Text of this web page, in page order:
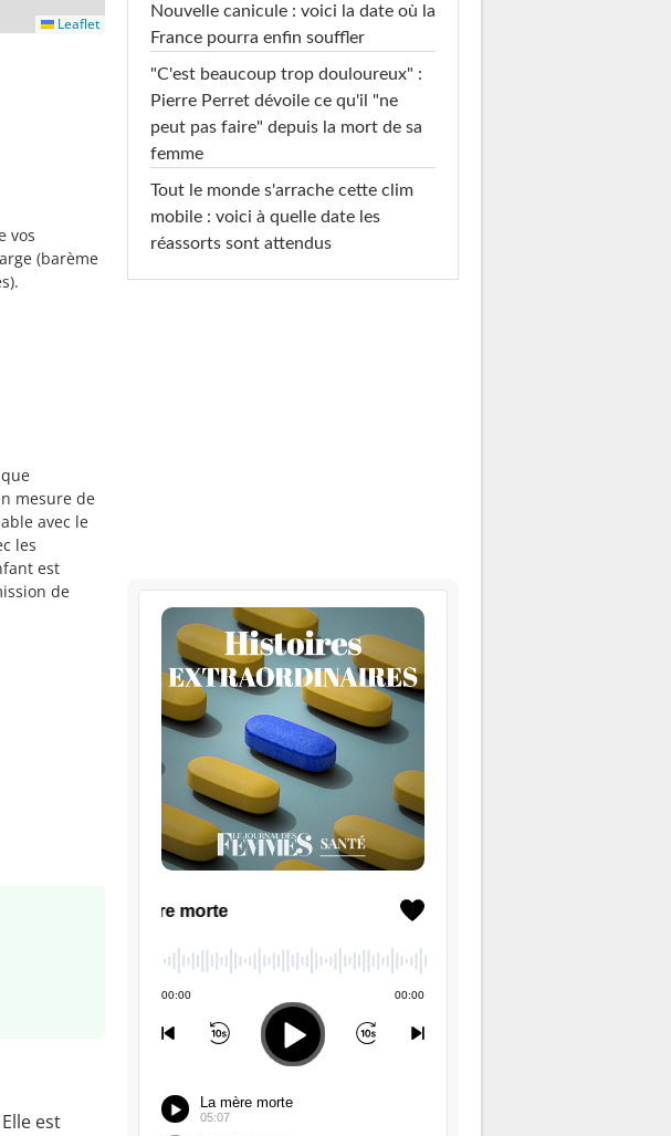
Leaflet
vos
(barème
mesure de
avec le
les
est
de
est
Nouvelle canicule : voici la date où la
France pourra enfin souffler
"C'est beaucoup trop douloureux" :
Pierre Perret dévoile ce qu'il "ne
peut pas faire" depuis la mort de sa
femme
Tout le monde s'arrache cette clim
mobile : voici à quelle date les
réassorts sont attendus